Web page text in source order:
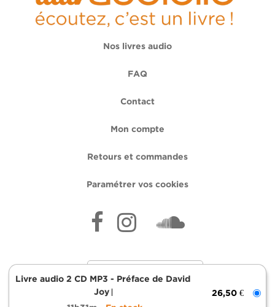
Livre audio 2 CD MP3 - Préface de David
Joy
26,50 €
Nos livres audio
FAQ
Contact
Mon compte
Retours et commandes
Paramétrer vos cookies